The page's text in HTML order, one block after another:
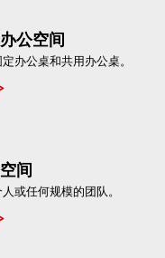
公空间
办公桌和共用办公桌。
间
或任何规模的团队。